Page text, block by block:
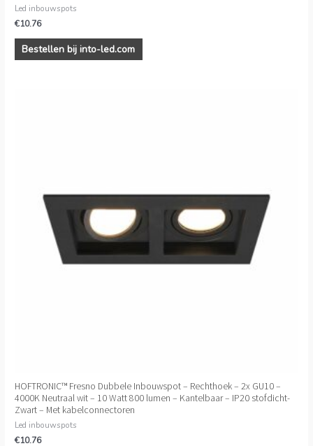
Led inbouwspots
€10.76
Bestellen bij into-led.com
HOFTRONIC™ Fresno Dubbele Inbouwspot – Rechthoek – 2x GU10 –
4000K Neutraal wit – 10 Watt 800 lumen – Kantelbaar – IP20 stofdicht-
Zwart – Met kabelconnectoren
Led inbouwspots
€10.76